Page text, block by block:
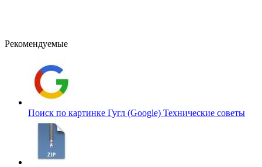
Рекомендуемые
Поиск по картинке Гугл (Google) Технические советы